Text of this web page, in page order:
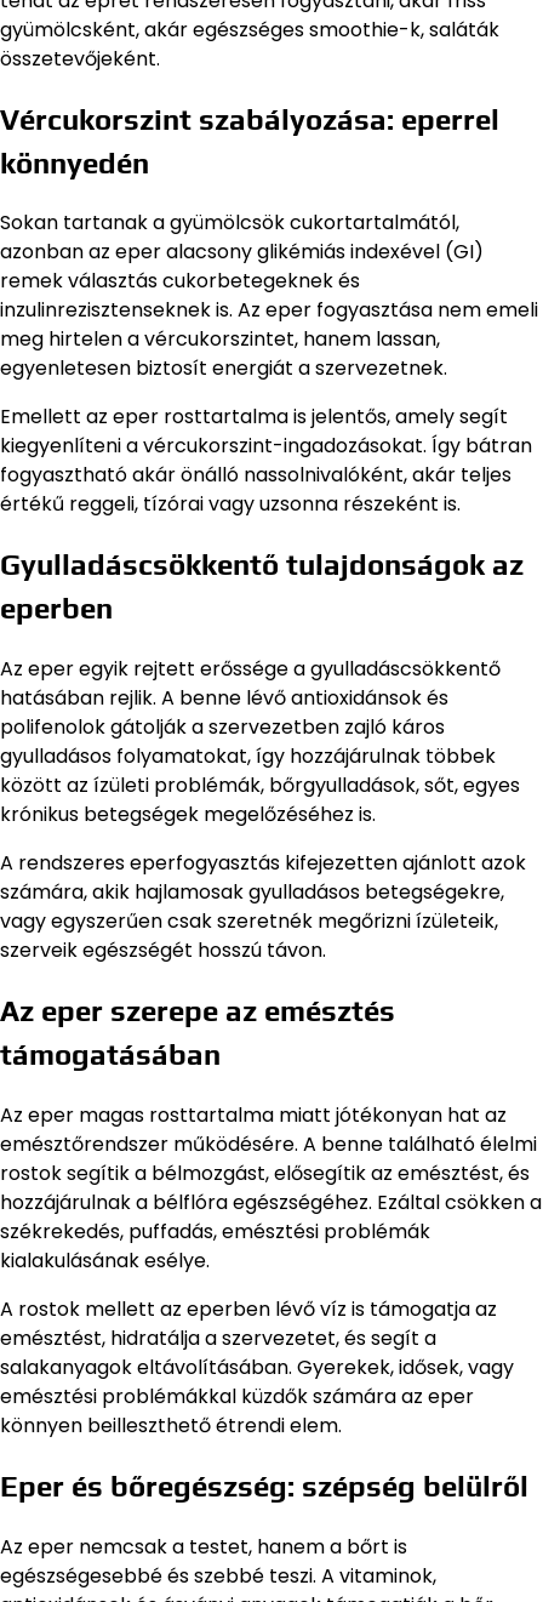
gyümölcsként, akár egészséges smoothie-k, saláták
összetevőjeként.
Vércukorszint szabályozása: eperrel
könnyedén
Sokan tartanak a gyümölcsök cukortartalmától,
azonban az eper alacsony glikémiás indexével (GI)
remek választás cukorbetegeknek és
inzulinrezisztenseknek is. Az eper fogyasztása nem emeli
meg hirtelen a vércukorszintet, hanem lassan,
egyenletesen biztosít energiát a szervezetnek.
Emellett az eper rosttartalma is jelentős, amely segít
kiegyenlíteni a vércukorszint-ingadozásokat. Így bátran
fogyasztható akár önálló nassolnivalóként, akár teljes
értékű reggeli, tízórai vagy uzsonna részeként is.
Gyulladáscsökkentő tulajdonságok az
eperben
Az eper egyik rejtett erőssége a gyulladáscsökkentő
hatásában rejlik. A benne lévő antioxidánsok és
polifenolok gátolják a szervezetben zajló káros
gyulladásos folyamatokat, így hozzájárulnak többek
között az ízületi problémák, bőrgyulladások, sőt, egyes
krónikus betegségek megelőzéséhez is.
A rendszeres eperfogyasztás kifejezetten ajánlott azok
számára, akik hajlamosak gyulladásos betegségekre,
vagy egyszerűen csak szeretnék megőrizni ízületeik,
szerveik egészségét hosszú távon.
Az eper szerepe az emésztés
támogatásában
Az eper magas rosttartalma miatt jótékonyan hat az
emésztőrendszer működésére. A benne található élelmi
rostok segítik a bélmozgást, elősegítik az emésztést, és
hozzájárulnak a bélflóra egészségéhez. Ezáltal csökken a
székrekedés, puffadás, emésztési problémák
kialakulásának esélye.
A rostok mellett az eperben lévő víz is támogatja az
emésztést, hidratálja a szervezetet, és segít a
salakanyagok eltávolításában. Gyerekek, idősek, vagy
emésztési problémákkal küzdők számára az eper
könnyen beilleszthető étrendi elem.
Eper és bőregészség: szépség belülről
Az eper nemcsak a testet, hanem a bőrt is
egészségesebbé és szebbé teszi. A vitaminok,